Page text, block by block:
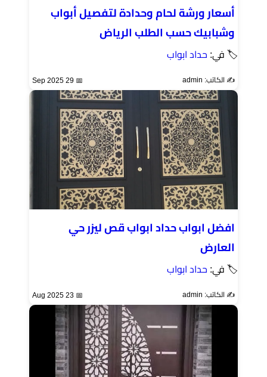
أسعار ورشة لحام وحدادة لتفصيل أبواب
وشبابيك حسب الطلب الرياض
🏷 في: حداد ابواب
✍️ الكاتب: admin 📅 29 Sep 2025
افضل ابواب حداد ابواب قص ليزر حي
العارض
🏷 في: حداد ابواب
✍️ الكاتب: admin 📅 23 Aug 2025